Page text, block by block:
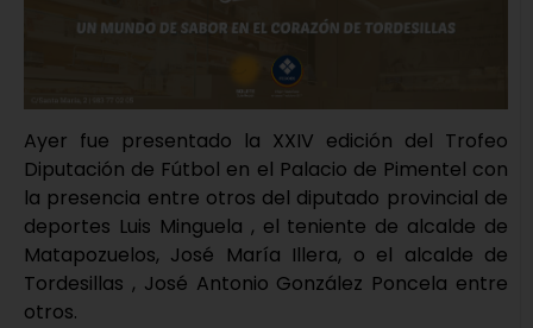
Ayer fue presentado la XXIV edición del Trofeo
Diputación de Fútbol en el Palacio de Pimentel con
la presencia entre otros del diputado provincial de
deportes Luis Minguela , el teniente de alcalde de
Matapozuelos, José María Illera, o el alcalde de
Tordesillas , José Antonio González Poncela entre
otros.